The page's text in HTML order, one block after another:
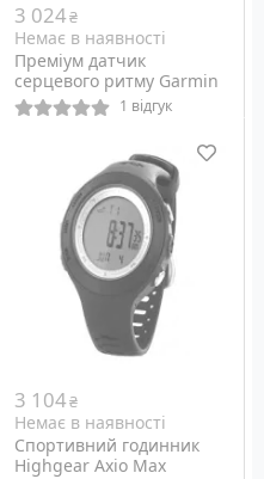
3 024₴
Немає в наявності
Преміум датчик
серцевого ритму Garmin
HRM-3SS (010-10997-07)
1 відгук
Датчик серцевого ритму
3 104₴
Немає в наявності
Спортивний годинник
Highgear Axio Max